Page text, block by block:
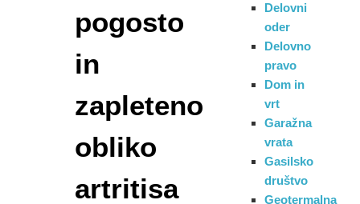
pogosto
in
zapleteno
obliko
artritisa
Delovni
oder
Delovno
pravo
Dom in
vrt
Garažna
vrata
Gasilsko
društvo
Geotermalna